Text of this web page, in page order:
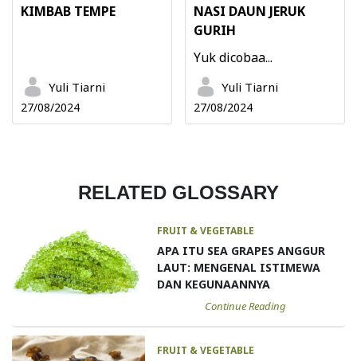
KIMBAB TEMPE
Yuli Tiarni
27/08/2024
NASI DAUN JERUK
GURIH
Yuk dicobaa...
Yuli Tiarni
27/08/2024
RELATED GLOSSARY
FRUIT & VEGETABLE
APA ITU SEA GRAPES ANGGUR
LAUT: MENGENAL ISTIMEWA
DAN KEGUNAANNYA
Continue Reading
FRUIT & VEGETABLE